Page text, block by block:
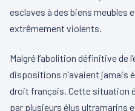
esclaves à des biens
extrêmement violents.
Malgré l’abolition définitive de
dispositions n’avaient jamais
droit français. Cette situation
par plusieurs élus ultramarins